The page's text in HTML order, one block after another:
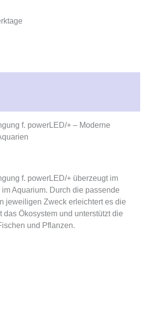
f. powerLED/+ – Moderne
f. powerLED/+ überzeugt im
Aquarium. Durch die passende
jeweiligen Zweck erleichtert es die
das Ökosystem und unterstützt die
und Pflanzen.